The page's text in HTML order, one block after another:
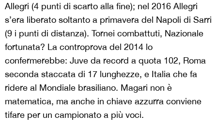
Allegri (4 punti di scarto alla fine); nel 2016 Allegri
s’era liberato soltanto a primavera del Napoli di Sarri
(9 i punti di distanza). Tornei combattuti, Nazionale
fortunata? La controprova del 2014 lo
confermerebbe: Juve da record a quota 102, Roma
seconda staccata di 17 lunghezze, e Italia che fa
ridere al Mondiale brasiliano. Magari non è
matematica, ma anche in chiave azzurra conviene
tifare per un campionato a più voci.